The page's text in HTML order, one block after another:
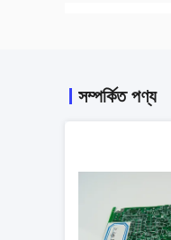
সম্পর্কিত পণ্য